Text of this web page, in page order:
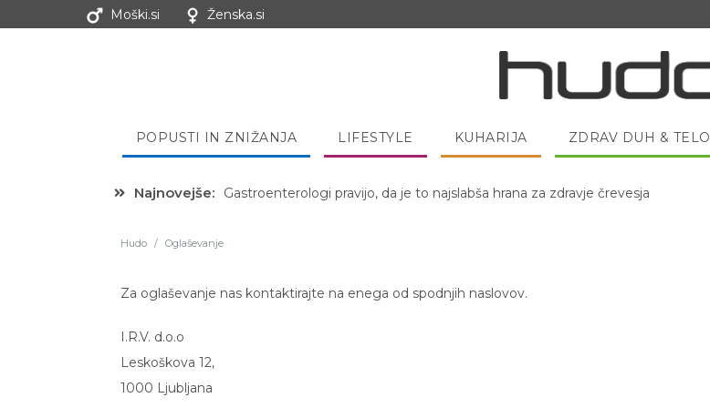
Moški.si Ženska.si
POPUSTI IN ZNIŽANJA LIFESTYLE KUHARIJA ZDRAV DUH & TELO
Najnovejše: Gastroenterologi pravijo, da je to najslabša hrana za zdravje črevesja
Hudo / Oglaševanje
Za oglaševanje nas kontaktirajte na enega od spodnjih naslovov.
I.R.V. d.o.o
Leskoškova 12,
1000 Ljubljana